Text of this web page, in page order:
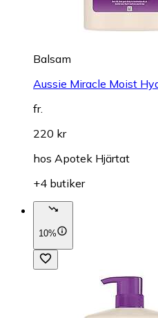
Balsam
Aussie Miracle Moist
fr.
220 kr
hos Apotek Hjärtat
+4 butiker
10%